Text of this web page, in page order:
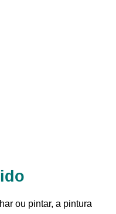
ou pintar, a pintura